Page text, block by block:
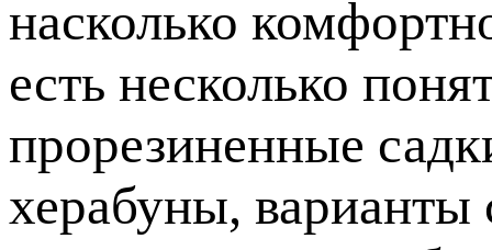
насколько
есть несколько
прорезиненные
херабуны, варианты